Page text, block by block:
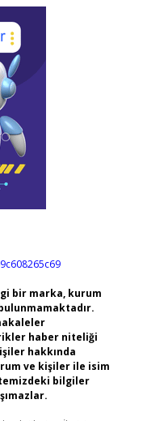
bir marka, kurum
haber niteliği
hakkında
ve kişiler ile isim
bilgiler